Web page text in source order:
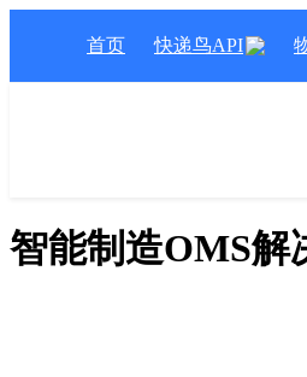
首页 快递鸟API
智能制造OMS解